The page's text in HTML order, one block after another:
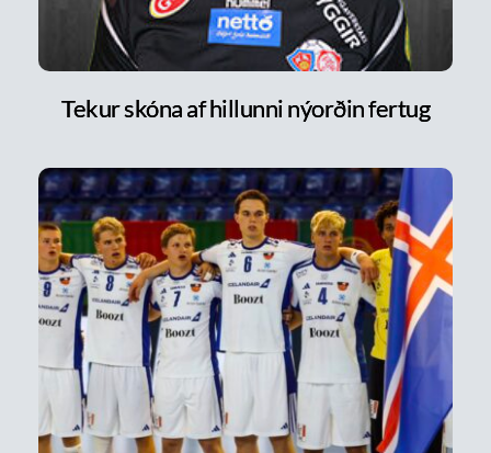
Tekur skóna af hillunni nýorðin fertug